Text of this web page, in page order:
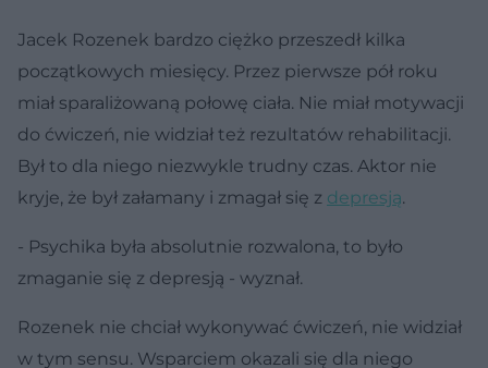
Jacek Rozenek bardzo ciężko przeszedł kilka
początkowych miesięcy. Przez pierwsze pół roku
miał sparaliżowaną połowę ciała. Nie miał motywacji
do ćwiczeń, nie widział też rezultatów rehabilitacji.
Był to dla niego niezwykle trudny czas. Aktor nie
kryje, że był załamany i zmagał się z depresją.
- Psychika była absolutnie rozwalona, to było
zmaganie się z depresją - wyznał.
Rozenek nie chciał wykonywać ćwiczeń, nie widział
w tym sensu. Wsparciem okazali się dla niego